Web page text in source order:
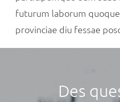
futurum laborum
provinciae diu fessae
Des